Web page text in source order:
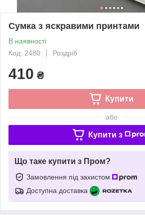
Сумка з яскравими принтами
В наявності
Код: 2480
Роздріб
410 ₴
Купити
або
Купити з
Що таке купити з Пром?
Замовлення під захистом
Доступна доставка